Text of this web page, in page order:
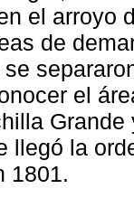
el arroyo
de
el
llegó la
1801.